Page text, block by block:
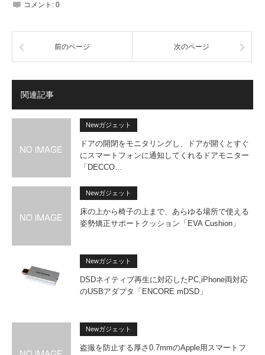
コメント: 0
前のページ 次のページ
関連記事
Newガジェット
ドアの開閉をモニタリングし、ドアが開くとすぐ
にスマートフォンに通知してくれるドアモニター
「DECCO…
Newガジェット
床の上から椅子の上まで、あらゆる場所で使える
姿勢矯正サポートクッション「EVA Cushion」
Newガジェット
DSDネイティブ再生に対応したPC,iPhone両対応
のUSBアダプタ「ENCORE mDSD」
Newガジェット
盗撮を防止する厚さ0.7mmのApple用スマートフ